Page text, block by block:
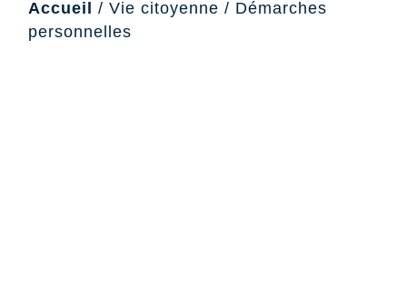
Accueil / Vie citoyenne / Démarches
personnelles